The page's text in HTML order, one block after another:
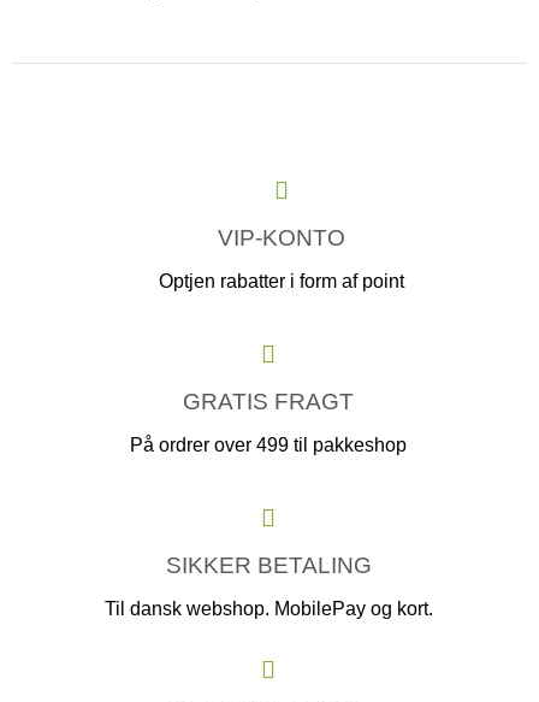
VIP-KONTO
Optjen rabatter i form af point
GRATIS FRAGT
På ordrer over 499 til pakkeshop
SIKKER BETALING
Til dansk webshop. MobilePay og kort.